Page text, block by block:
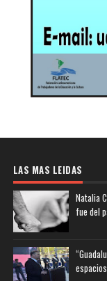
LAS MAS LEIDAS
Natalia
fue del